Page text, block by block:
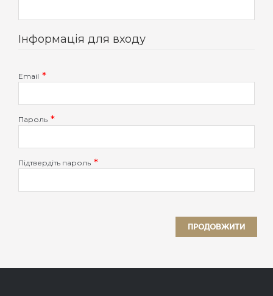
Інформація для входу
Email
Пароль
Підтвердіть пароль
ПРОДОВЖИТИ